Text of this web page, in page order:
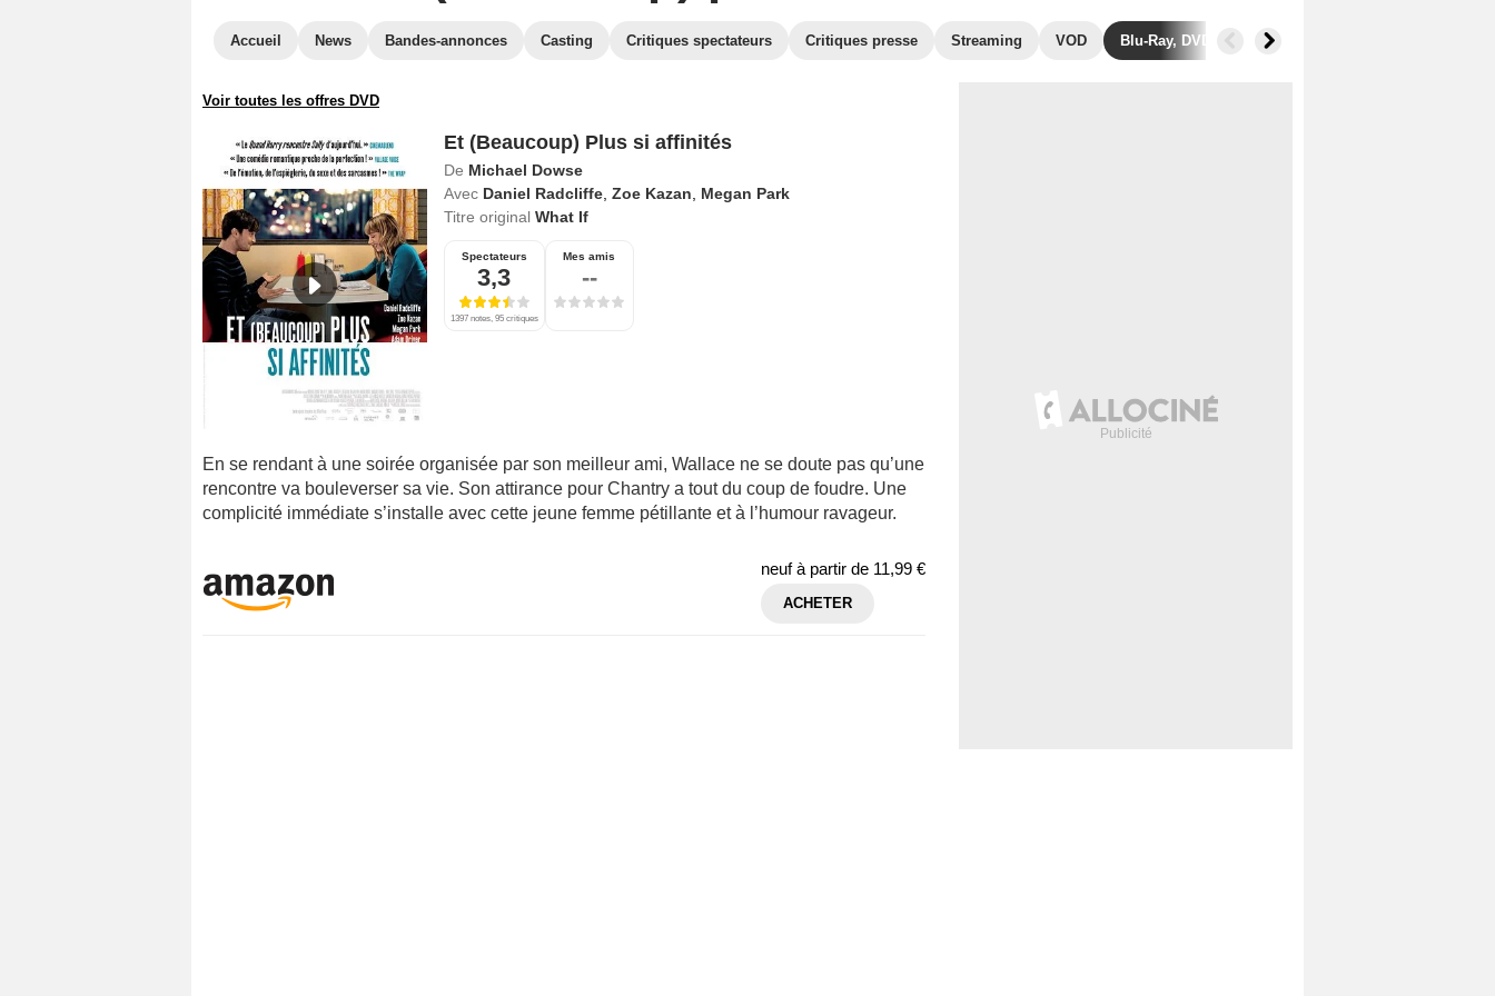
Accueil News Bandes-annonces Casting Critiques spectateurs Critiques presse Streaming VOD Blu-Ray, DVD Photos
Voir toutes les offres DVD
Et (Beaucoup) Plus si affinités
De Michael Dowse
Avec Daniel Radcliffe, Zoe Kazan
Megan Park
Titre original What If
Spectateurs
3,3
1397 notes, 95 critiques
Mes amis
--
En se rendant à une soirée organisée par son meilleur ami, Wallace ne se doute pas qu’une
rencontre va bouleverser sa vie. Son attirance pour Chantry a tout du coup de foudre. Une
complicité immédiate s’installe avec cette jeune femme pétillante et à l’humour ravageur.
neuf à partir de 11,99 €
ACHETER